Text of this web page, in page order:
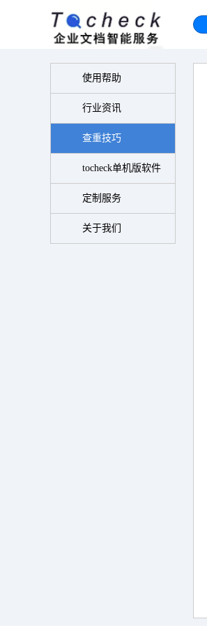
使用帮助
行业资讯
查重技巧
tocheck单机版软件
定制服务
关于我们